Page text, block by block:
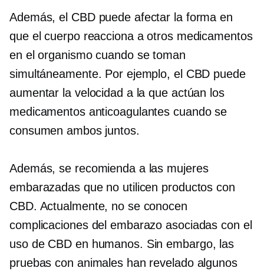
Además, el CBD puede afectar la forma en
que el cuerpo reacciona a otros medicamentos
en el organismo cuando se toman
simultáneamente. Por ejemplo, el CBD puede
aumentar la velocidad a la que actúan los
medicamentos anticoagulantes cuando se
consumen ambos juntos.
Además, se recomienda a las mujeres
embarazadas que no utilicen productos con
CBD. Actualmente, no se conocen
complicaciones del embarazo asociadas con el
uso de CBD en humanos. Sin embargo, las
pruebas con animales han revelado algunos